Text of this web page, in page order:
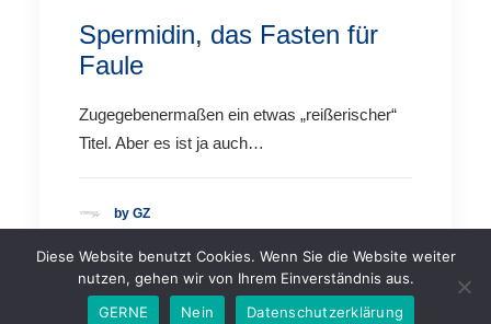
Spermidin, das Fasten für
Faule
Zugegebenermaßen ein etwas „reißerischer“
Titel. Aber es ist ja auch…
by GZ
Diese Website benutzt Cookies. Wenn Sie die Website weiter
nutzen, gehen wir von Ihrem Einverständnis aus.
GERNE
Nein Datenschutzerklärung